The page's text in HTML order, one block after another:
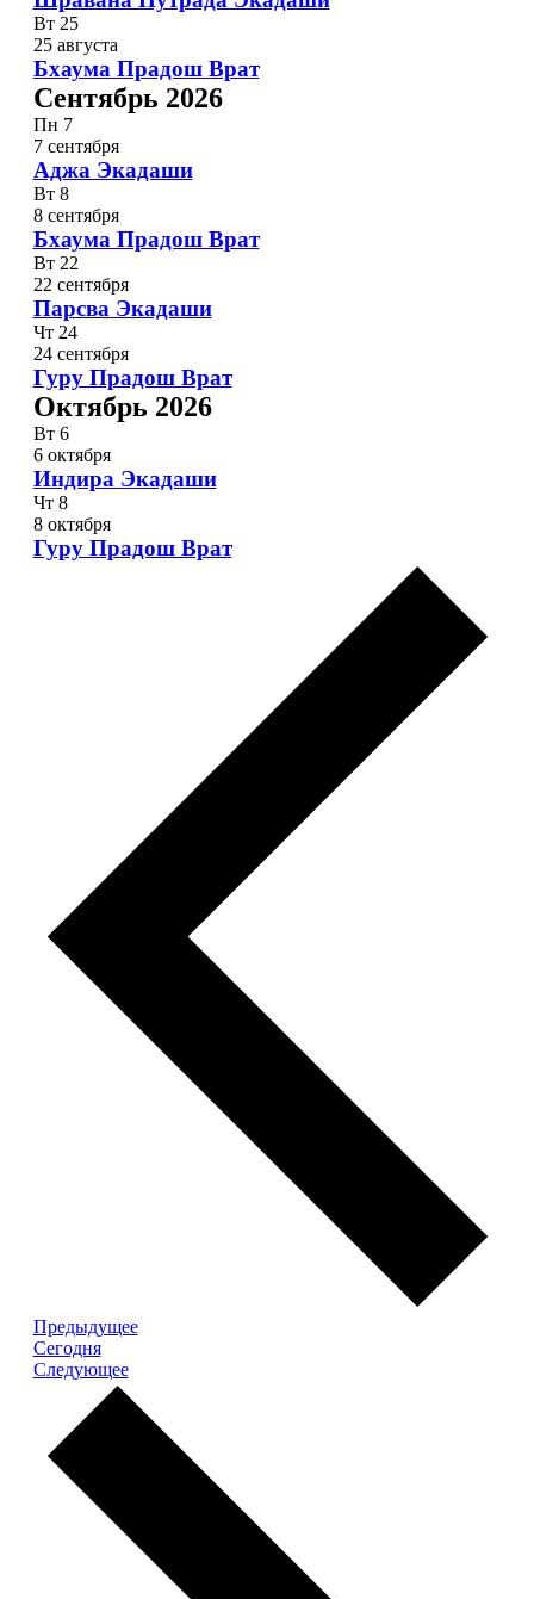
Вт 25
25 августа
Бхаума Прадош Врат
Сентябрь 2026
Пн 7
7 сентября
Аджа Экадаши
Вт 8
8 сентября
Бхаума Прадош Врат
Вт 22
22 сентября
Парсва Экадаши
Чт 24
24 сентября
Гуру Прадош Врат
Октябрь 2026
Вт 6
6 октября
Индира Экадаши
Чт 8
8 октября
Гуру Прадош Врат
ПредыдущееМероприятия
Cегодня
СледующееМероприятия